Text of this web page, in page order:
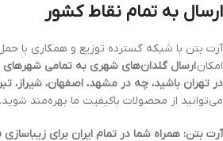
ارسال به تمام نقاط کشور
آرت بتن با شبکه گسترده توزیع و همکاری با
امکانارسال گلدان‌های شهری به تمامی شهرهای
در تهران باشید، چه در مشهد، اصفهان، شیراز،
می‌توانید از محصولات باکیفیت ما بهره‌مند شوید.
آرت بتن: همراه شما در تمام ایران برای